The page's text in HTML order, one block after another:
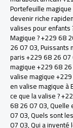
Portefeuille
devenir riche
valises pour
Magique ? +229 68
26 07 03,Puissants
paris +229 68 26 07
magique +229 68
valise magique
en valise magique
ce que la valise ?
68 26 07 03,Quelle
07 03,Quels sont
07 03,Qui a